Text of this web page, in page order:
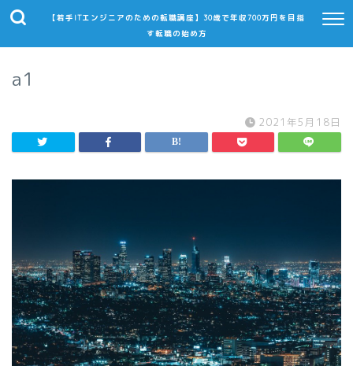
【若手ITエンジニアのための転職講座】30歳で年収700万円を目指
す転職の始め方
a1
2021年5月18日